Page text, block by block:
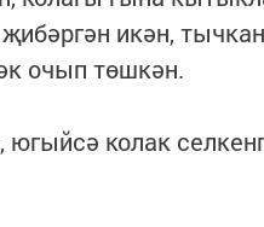
икән,
очып төшкән.
колак